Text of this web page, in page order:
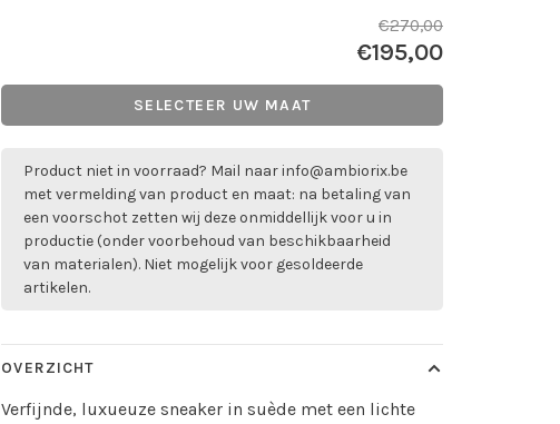
€270,00
€195,00
SELECTEER UW MAAT
Product niet in voorraad? Mail naarinfo@ambiorix.be
met vermelding van product en maat: na betaling van
een voorschot zetten wij deze onmiddellijk voor u in
productie (onder voorbehoud van beschikbaarheid
van materialen). Niet mogelijk voor gesoldeerde
artikelen.
OVERZICHT
Verfijnde, luxueuze sneaker in suède met een lichte